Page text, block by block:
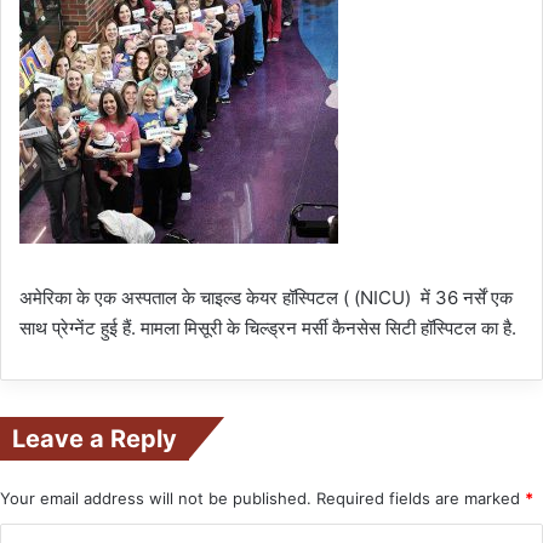
अमेरिका के एक अस्पताल के चाइल्ड केयर हॉस्पिटल ( (NICU) में 36 नर्सें एक
साथ प्रेग्नेंट हुई हैं. मामला मिसूरी के चिल्ड्रन मर्सी कैनसेस सिटी हॉस्पिटल का है.
Leave a Reply
Your email address will not be published. Required fields are marked *